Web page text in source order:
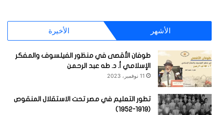
الأشهر الأخيرة
طوفان الأقصى في منظور الفيلسوف والمفكر
الإسلامي أ. د. طه عبد الرحمن
11 نوفمبر، 2023
تطور التعليم في مصر تحت الاستقلال المنقوص
(1919-1952)